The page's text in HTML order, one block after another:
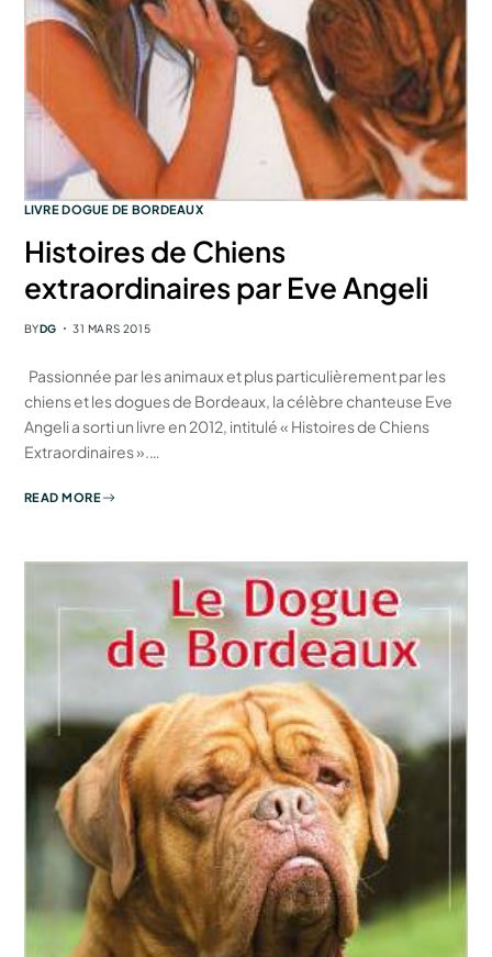
LIVRE DOGUE DE BORDEAUX
Histoires de Chiens
extraordinaires par Eve Angeli
BYDG 31 MARS 2015
Passionnée par les animaux et plus particulièrement par les
chiens et les dogues de Bordeaux, la célèbre chanteuse Eve
Angeli a sorti un livre en 2012, intitulé « Histoires de Chiens
Extraordinaires ».…
READ MORE